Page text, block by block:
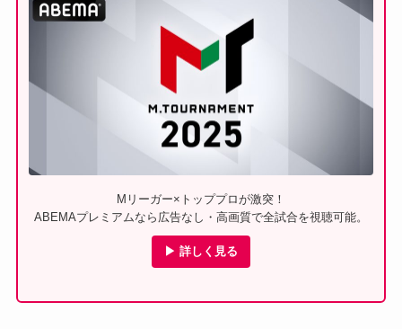
Mリーガー×トッププロが激突！
ABEMAプレミアムなら広告なし・高画質で全試合を視聴可能。
▶ 詳しく見る